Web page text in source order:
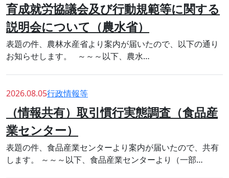
育成就労協議会及び行動規範等に関する
説明会について（農水省）
表題の件、農林水産省より案内が届いたので、以下の通り
お知らせします。 ～～～以下、農水…
2026.08.05行政情報等
（情報共有）取引慣行実態調査（食品産
業センター）
表題の件、食品産業センターより案内が届いたので、共有
します。 ～～～以下、食品産業センターより（一部…